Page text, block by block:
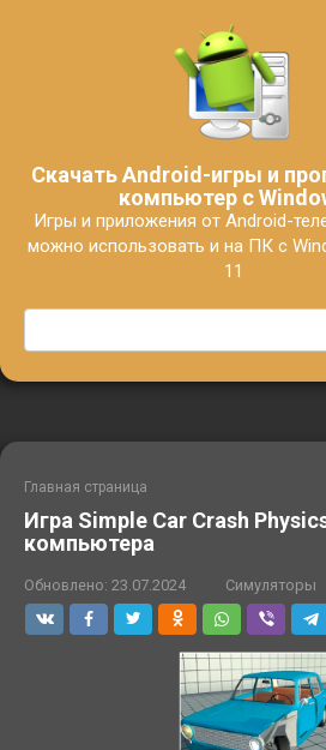
Скачать Android-игры и
компьютер с
Игры и приложения от Android-
можно использовать и на ПК с
11
Поиск:
Главная страница
Игра Simple Car Crash
компьютера
Обновлено: 23.07.2024 Симуляторы